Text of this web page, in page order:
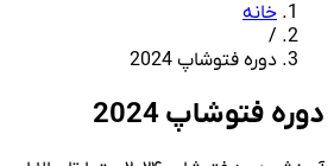
خانه
/
دوره فتوشاپ 2024
دوره فتوشاپ 2024